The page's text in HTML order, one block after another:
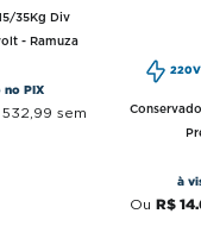
35Kg Div
- Ramuza
no PIX
532 99 sem
220V
à
Ou R$ 14.